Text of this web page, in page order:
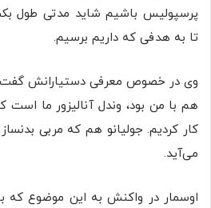
پرسپولیس باشیم شاید مدتی طول
تا به هدفی که داریم برسیم.
وی در خصوص معرفی دستیارانش گفت:
هم با من بود، وندل آنالیزور ما است
کار کردیم. جولیانو هم که مربی
می‌آید.
اوسمار در واکنش به این موضوع که